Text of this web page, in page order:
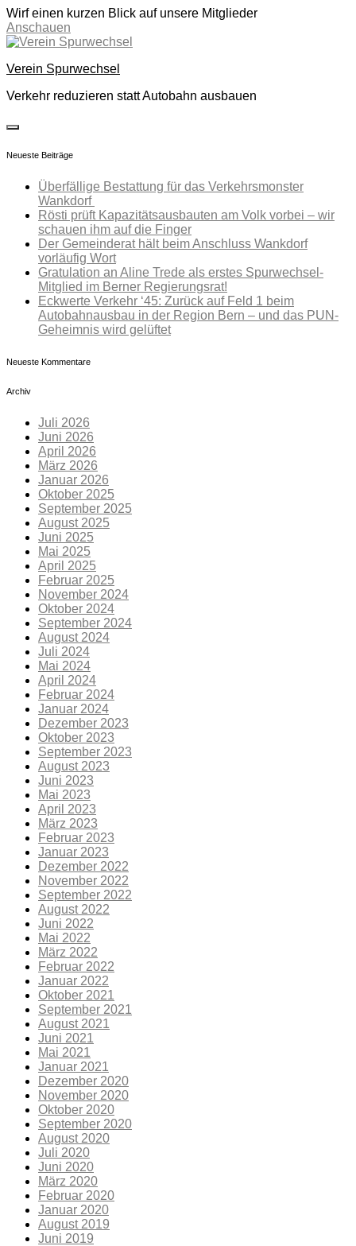
Wirf einen kurzen Blick auf unsere Mitglieder
Anschauen
Skip
content
Verein Spurwechsel
Verkehr reduzieren statt Autobahn ausbauen
toggle
sidebar
Neueste Beiträge
Überfällige Bestattung für das Verkehrsmonster
Wankdorf
Rösti prüft Kapazitätsausbauten am Volk vorbei – wir
schauen ihm auf die Finger
Der Gemeinderat hält beim Anschluss Wankdorf
vorläufig Wort
Gratulation an Aline Trede als erstes Spurwechsel-
Mitglied im Berner Regierungsrat!
Eckwerte Verkehr ‘45: Zurück auf Feld 1 beim
Autobahnausbau in der Region Bern – und das PUN-
Geheimnis wird gelüftet
Neueste Kommentare
Archiv
Juli 2026
Juni 2026
April 2026
März 2026
Januar 2026
Oktober 2025
September 2025
August 2025
Juni 2025
Mai 2025
April 2025
Februar 2025
November 2024
Oktober 2024
September 2024
August 2024
Juli 2024
Mai 2024
April 2024
Februar 2024
Januar 2024
Dezember 2023
Oktober 2023
September 2023
August 2023
Juni 2023
Mai 2023
April 2023
März 2023
Februar 2023
Januar 2023
Dezember 2022
November 2022
September 2022
August 2022
Juni 2022
Mai 2022
März 2022
Februar 2022
Januar 2022
Oktober 2021
September 2021
August 2021
Juni 2021
Mai 2021
Januar 2021
Dezember 2020
November 2020
Oktober 2020
September 2020
August 2020
Juli 2020
Juni 2020
März 2020
Februar 2020
Januar 2020
August 2019
Juni 2019